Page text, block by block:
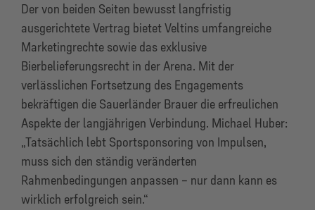
Der von beiden Seiten bewusst langfristig
ausgerichtete Vertrag bietet Veltins umfangreiche
Marketingrechte sowie das exklusive
Bierbelieferungsrecht in der Arena. Mit der
verlässlichen Fortsetzung des Engagements
bekräftigen die Sauerländer Brauer die erfreulichen
Aspekte der langjährigen Verbindung. Michael Huber:
„Tatsächlich lebt Sportsponsoring von Impulsen,
muss sich den ständig veränderten
Rahmenbedingungen anpassen – nur dann kann es
wirklich erfolgreich sein.“